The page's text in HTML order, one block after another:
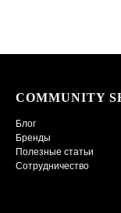
COMMUNITY
Блог
Бренды
Полезные статьи
Сотрудничество